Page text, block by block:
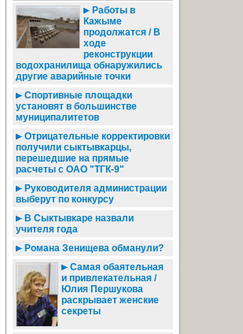
Работы в
Кажыме
продолжатся / В
ходе
реконструкции
водохранилища обнаружились
другие аварийные точки
Спортивные площадки
установят в большинстве
муниципалитетов
Отрицательные корректировки
получили сыктывкарцы,
перешедшие на прямые
расчеты с ОАО "ТГК-9"
Руководителя администрации
выберут по конкурсу
В Сыктывкаре назвали
учителя года
Романа Зенищева обманули?
Самая обаятельная
и привлекательная /
Юлия Першукова
раскрывает женские
секреты